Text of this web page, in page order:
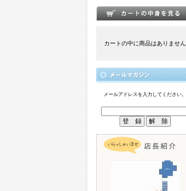
カートの中に商品はありません
メールアドレスを入力してください。